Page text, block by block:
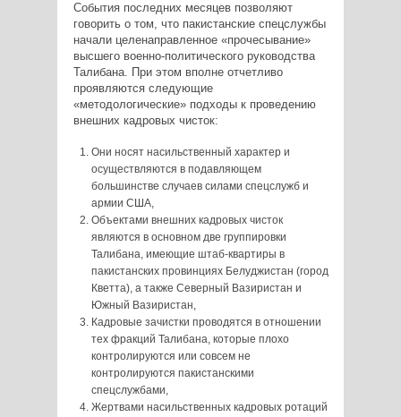
События последних месяцев позволяют
говорить о том, что пакистанские спецслужбы
начали целенаправленное «прочесывание»
высшего военно-политического руководства
Талибана. При этом вполне отчетливо
проявляются следующие
«методологические» подходы к проведению
внешних кадровых чисток:
Они носят насильственный характер и
осуществляются в подавляющем
большинстве случаев силами спецслужб и
армии США,
Объектами внешних кадровых чисток
являются в основном две группировки
Талибана, имеющие штаб-квартиры в
пакистанских провинциях Белуджистан (город
Кветта), а также Северный Вазиристан и
Южный Вазиристан,
Кадровые зачистки проводятся в отношении
тех фракций Талибана, которые плохо
контролируются или совсем не
контролируются пакистанскими
спецслужбами,
Жертвами насильственных кадровых ротаций